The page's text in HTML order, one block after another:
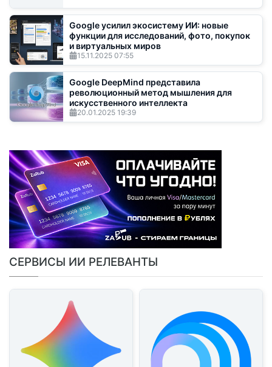
Google усилил экосистему ИИ: новые
функции для исследований, фото, покупок
и виртуальных миров
15.11.2025 07:55
Google DeepMind представила
революционный метод мышления для
искусственного интеллекта
20.01.2025 19:39
СЕРВИСЫ ИИ РЕЛЕВАНТЫ